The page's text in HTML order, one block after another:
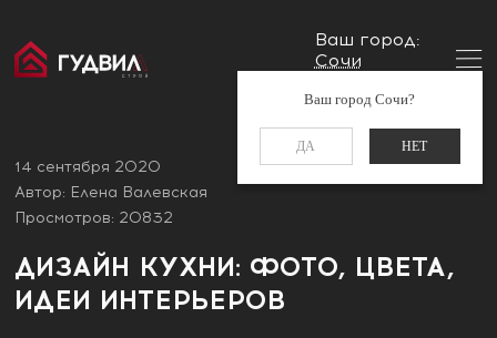
Ваш город:
Сочи
Ваш город Сочи?
ДА НЕТ
Заказать звонок
14 сентября 2020
Автор: Елена Валевская
Просмотров: 20832
ДИЗАЙН КУХНИ: ФОТО, ЦВЕТА,
ИДЕИ ИНТЕРЬЕРОВ